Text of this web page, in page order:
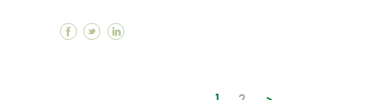
VI da Espanha, realiza entrega das bolsas de estudo da
VI da Espanha, realiza entrega das bolsas de estudo da
Rei Felipe VI da Espanha, realiza entrega das bolsas de estudo
Facebook Ministro de Energia do Reino Unido
Twitter Ministro de Energia do Reino Unido